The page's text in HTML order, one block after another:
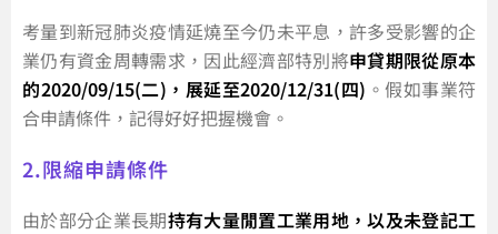
考量到新冠肺炎疫情延燒至今仍未平息，許多受影響的企
業仍有資金周轉需求，因此經濟部特別將申貸期限從原本
的2020/09/15(二)，展延至2020/12/31(四) 。假如事業符
合申請條件，記得好好把握機會。
2.限縮申請條件
由於部分企業長期持有大量閒置工業用地，以及未登記工